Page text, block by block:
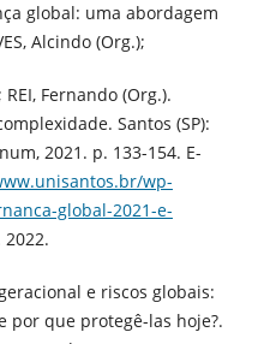
global: uma abordagem
Alcindo (Org.);
Fernando (Org.).
Santos (SP):
2021. p. 133-154. E-
wp-
global-2021-e-
2022.
e riscos globais:
por que protegê-las hoje?.